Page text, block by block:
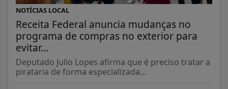
NOTÍCIAS LOCAL
Receita Federal anuncia mudanças no
programa de compras no exterior para
evitar...
Deputado Julio Lopes afirma que é preciso tratar a
pirataria de forma especializada...